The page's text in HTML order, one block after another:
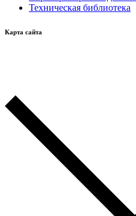
Техническая библиотека
Карта сайта